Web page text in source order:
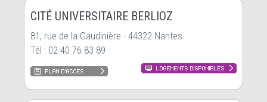
CITÉ UNIVERSITAIRE BERLIOZ
81, rue de la Gaudinière - 44322 Nantes
Tél : 02 40 76 83 89